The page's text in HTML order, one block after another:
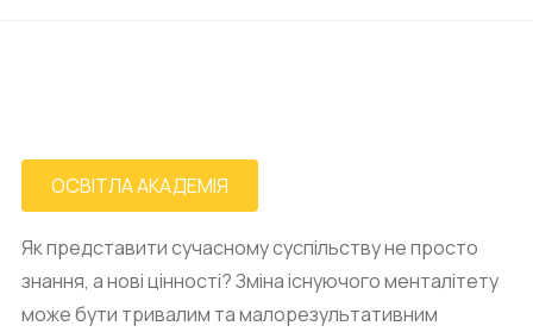
ОСВІТЛА АКАДЕМІЯ
Як представити сучасному суспільству не просто
знання, а нові цінності? Зміна існуючого менталітету
може бути тривалим та малорезультативним